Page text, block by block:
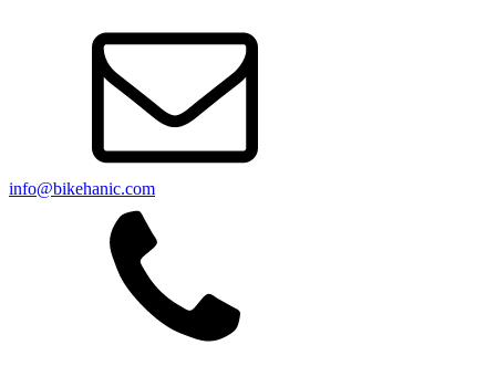
info@bikehanic.com